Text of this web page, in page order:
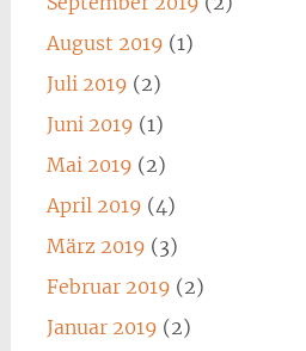
August 2019 (1)
Juli 2019 (2)
Juni 2019 (1)
Mai 2019 (2)
April 2019 (4)
März 2019 (3)
Februar 2019 (2)
Januar 2019 (2)